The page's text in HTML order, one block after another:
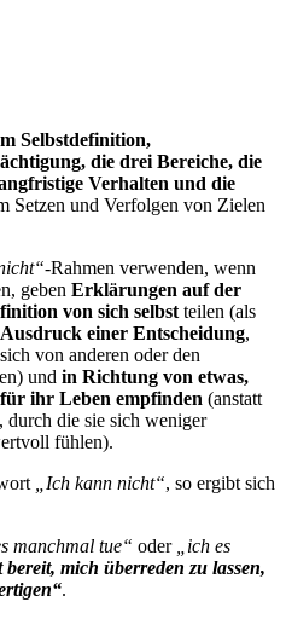
Selbstdefinition,
die drei Bereiche, die
Verhalten und die
Setzen und Verfolgen von Zielen
-Rahmen verwenden, wenn
geben Erklärungen auf der
von sich selbst teilen (als
Ausdruck einer Entscheidung,
von anderen oder den
und in Richtung von etwas,
ihr Leben empfinden (anstatt
durch die sie sich weniger
fühlen).
„Ich kann nicht“, so ergibt sich
manchmal tue“ oder
„ich es
mich überreden zu lassen,
.